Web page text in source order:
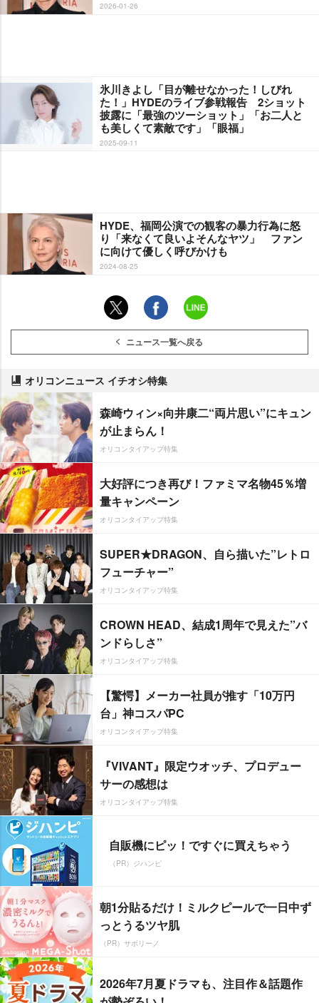
2026-01-26
氷川きよし「目が離せなかった！しびれ
た！」HYDEのライブ参戦報告 2ショット
披露に「最強のツーショット」「お二人と
も美しくて素敵です」「眼福」
2025-09-11
HYDE、福岡公演での観客の暴力行為に怒
り「来なくて良いよそんなヤツ」 ファン
に向けて優しく呼びかけも
2024-08-25
ニュース一覧へ戻る
オリコンニュース イチオシ特集
森崎ウィン×向井康二“両片思い”にキュン
が止まらん！
オリコンタイアップ特集
大好評につき再び！ファミマ名物45％増
量キャンペーン
オリコンタイアップ特集
SUPER★DRAGON、自ら描いた”レトロ
フューチャー”
オリコンタイアップ特集
CROWN HEAD、結成1周年で見えた”バ
ンドらしさ”
オリコンタイアップ特集
【驚愕】メーカー社員が推す「10万円
台」神コスパPC
オリコンタイアップ特集
『VIVANT』限定ウオッチ、プロデュー
サーの感想は
オリコンタイアップ特集
自販機にピッ！ですぐに買えちゃう
（PR）ジハンピ
朝1分貼るだけ！ミルクピールで一日中ず
っとうるツヤ肌
（PR）サボリーノ
2026年7月夏ドラマも、注目作＆話題作